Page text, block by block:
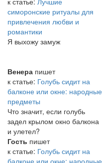
симоронские ритуалы для
привлечения любви и
романтики
Я выхожу замуж
Венера пишет
к статье: Голубь сидит на
балконе или окне: народные
предметы
Что значит, если голубь
задел крылом окно балкона
и улетел?
Гость пишет
к статье: Голубь сидит на